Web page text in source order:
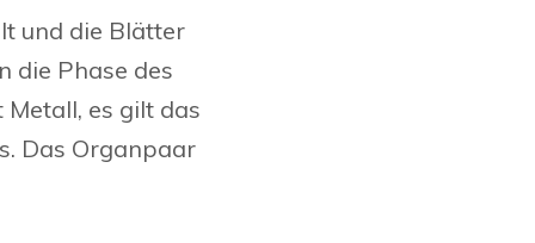
und die Blätter
die Phase des
es gilt das
Das Organpaar